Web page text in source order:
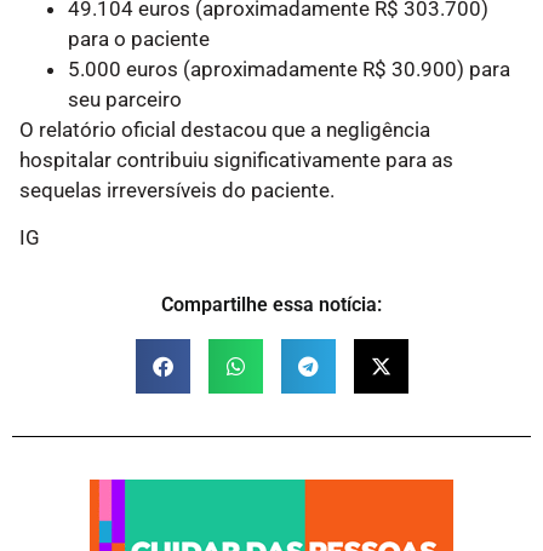
49.104 euros (aproximadamente R$ 303.700)
para o paciente
5.000 euros (aproximadamente R$ 30.900) para
seu parceiro
O relatório oficial destacou que a negligência
hospitalar contribuiu significativamente para as
sequelas irreversíveis do paciente.
IG
Compartilhe essa notícia: